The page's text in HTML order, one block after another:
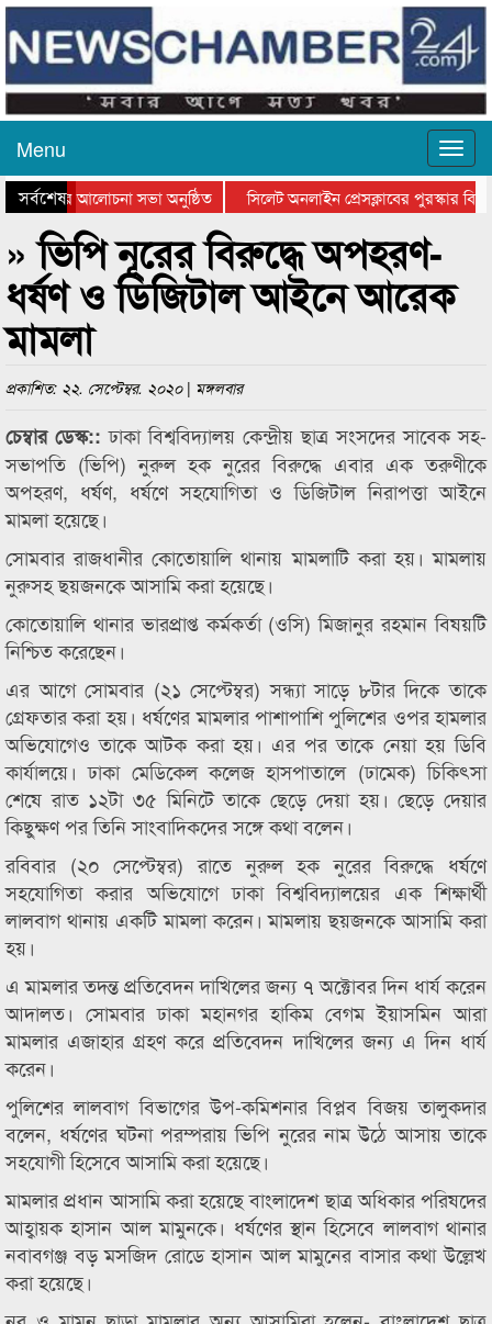
Menu
সর্বশেষ
দিবসের আলোচনা সভা অনুষ্ঠিত
সিলেট অনলাইন প্রেসক্লাবের পুরস্কার
সভা ও সম্মাননা প্রদান
কানাইঘাটের কিশোর আহাদের খুনি
» ভিপি নূরের বিরুদ্ধে অপহরণ-
ধর্ষণ ও ডিজিটাল আইনে আরেক
মামলা
প্রকাশিত: ২২. সেপ্টেম্বর. ২০২০ | মঙ্গলবার
চেম্বার ডেস্ক::ঢাকা বিশ্ববিদ্যালয় কেন্দ্রীয় ছাত্র সংসদের সাবেক সহ-
সভাপতি (ভিপি) নুরুল হক নুরের বিরুদ্ধে এবার এক তরুণীকে
অপহরণ, ধর্ষণ, ধর্ষণে সহযোগিতা ও ডিজিটাল নিরাপত্তা আইনে
মামলা হয়েছে।
সোমবার রাজধানীর কোতোয়ালি থানায় মামলাটি করা হয়। মামলায়
নুরুসহ ছয়জনকে আসামি করা হয়েছে।
কোতোয়ালি থানার ভারপ্রাপ্ত কর্মকর্তা (ওসি) মিজানুর রহমান বিষয়টি
নিশ্চিত করেছেন।
এর আগে সোমবার (২১ সেপ্টেম্বর) সন্ধ্যা সাড়ে ৮টার দিকে তাকে
গ্রেফতার করা হয়। ধর্ষণের মামলার পাশাপাশি পুলিশের ওপর হামলার
অভিযোগেও তাকে আটক করা হয়। এর পর তাকে নেয়া হয় ডিবি
কার্যালয়ে। ঢাকা মেডিকেল কলেজ হাসপাতালে (ঢামেক) চিকিৎসা
শেষে রাত ১২টা ৩৫ মিনিটে তাকে ছেড়ে দেয়া হয়। ছেড়ে দেয়ার
কিছুক্ষণ পর তিনি সাংবাদিকদের সঙ্গে কথা বলেন।
রবিবার (২০ সেপ্টেম্বর) রাতে নুরুল হক নুরের বিরুদ্ধে ধর্ষণে
সহযোগিতা করার অভিযোগে ঢাকা বিশ্ববিদ্যালয়ের এক শিক্ষার্থী
লালবাগ থানায় একটি মামলা করেন। মামলায় ছয়জনকে আসামি করা
হয়।
এ মামলার তদন্ত প্রতিবেদন দাখিলের জন্য ৭ অক্টোবর দিন ধার্য করেন
আদালত। সোমবার ঢাকা মহানগর হাকিম বেগম ইয়াসমিন আরা
মামলার এজাহার গ্রহণ করে প্রতিবেদন দাখিলের জন্য এ দিন ধার্য
করেন।
পুলিশের লালবাগ বিভাগের উপ-কমিশনার বিপ্লব বিজয় তালুকদার
বলেন, ধর্ষণের ঘটনা পরম্পরায় ভিপি নুরের নাম উঠে আসায় তাকে
সহযোগী হিসেবে আসামি করা হয়েছে।
মামলার প্রধান আসামি করা হয়েছে বাংলাদেশ ছাত্র অধিকার পরিষদের
আহ্বায়ক হাসান আল মামুনকে। ধর্ষণের স্থান হিসেবে লালবাগ থানার
নবাবগঞ্জ বড় মসজিদ রোডে হাসান আল মামুনের বাসার কথা উল্লেখ
করা হয়েছে।